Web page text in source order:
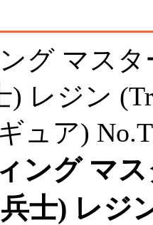
ング マ
士) レジ